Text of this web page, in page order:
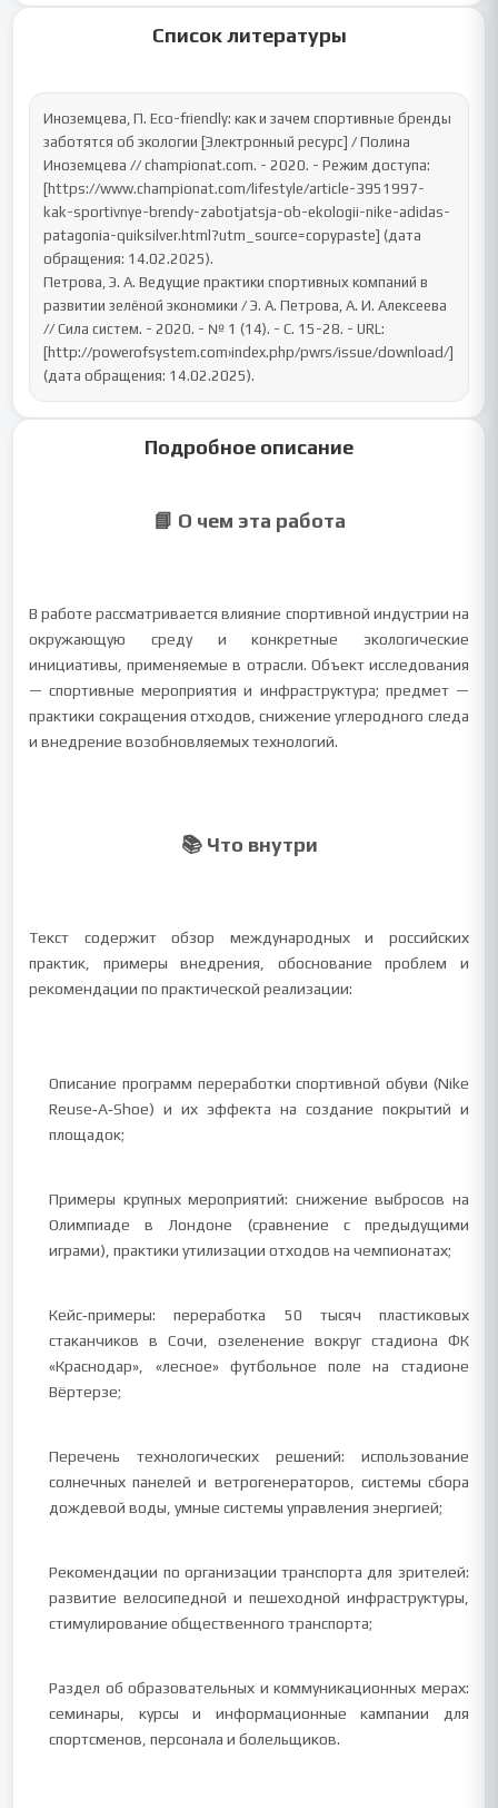
Список литературы
Иноземцева, П. Eco-friendly: как и зачем спортивные бренды
заботятся об экологии [Электронный ресурс] / Полина
Иноземцева // championat.com. - 2020. - Режим доступа:
[https://www.championat.com/lifestyle/article-3951997-
kak-sportivnye-brendy-zabotjatsja-ob-ekologii-nike-adidas-
patagonia-quiksilver.html?utm_source=copypaste] (дата
обращения: 14.02.2025).
Петрова, Э. А. Ведущие практики спортивных компаний в
развитии зелёной экономики / Э. А. Петрова, А. И. Алексеева
// Сила систем. - 2020. - № 1 (14). - С. 15-28. - URL:
[http://powerofsystem.com›index.php/pwrs/issue/download/]
(дата обращения: 14.02.2025).
Подробное описание
📘 О чем эта работа
В работе рассматривается влияние спортивной индустрии на
окружающую среду и конкретные экологические
инициативы, применяемые в отрасли. Объект исследования
— спортивные мероприятия и инфраструктура; предмет —
практики сокращения отходов, снижение углеродного следа
и внедрение возобновляемых технологий.
📚 Что внутри
Текст содержит обзор международных и российских
практик, примеры внедрения, обоснование проблем и
рекомендации по практической реализации:
Описание программ переработки спортивной обуви (Nike
Reuse‑A‑Shoe) и их эффекта на создание покрытий и
площадок;
Примеры крупных мероприятий: снижение выбросов на
Олимпиаде в Лондоне (сравнение с предыдущими
играми), практики утилизации отходов на чемпионатах;
Кейс‑примеры: переработка 50 тысяч пластиковых
стаканчиков в Сочи, озеленение вокруг стадиона ФК
«Краснодар», «лесное» футбольное поле на стадионе
Вёртерзе;
Перечень технологических решений: использование
солнечных панелей и ветрогенераторов, системы сбора
дождевой воды, умные системы управления энергией;
Рекомендации по организации транспорта для зрителей:
развитие велосипедной и пешеходной инфраструктуры,
стимулирование общественного транспорта;
Раздел об образовательных и коммуникационных мерах:
семинары, курсы и информационные кампании для
спортсменов, персонала и болельщиков.